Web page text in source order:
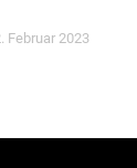
Februar 2023